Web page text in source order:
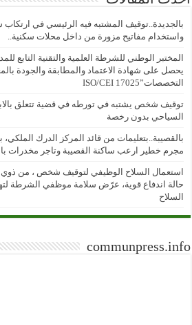
بالجديدة..توقيف المشتبه فيه الرئيسي في
واستخدام مفاتيح مزورة من داخل محلات سكنية..
المختبر الوطني للشرطة العلمية والتقنية التابع
يحصل على شهادة الاعتماد والمطابقة والجودة
التخصصات”ISO/CEI 17025
توقيف شخص يشتبه في تورطه في قضية تتعلق
السياحي بدون رخصة
بالقصيبة..بتعليمات من قائد المركز الدرك
مجرم خطير ارعب ساكنة القصيبة وتاجر مخدرات
استعمال السلاح الوظيفي لتوقيف شخص ، من ذوي
حالة اندفاع قوية، عرّض سلامة موظفي الشرطة
السلاح
communpress.info